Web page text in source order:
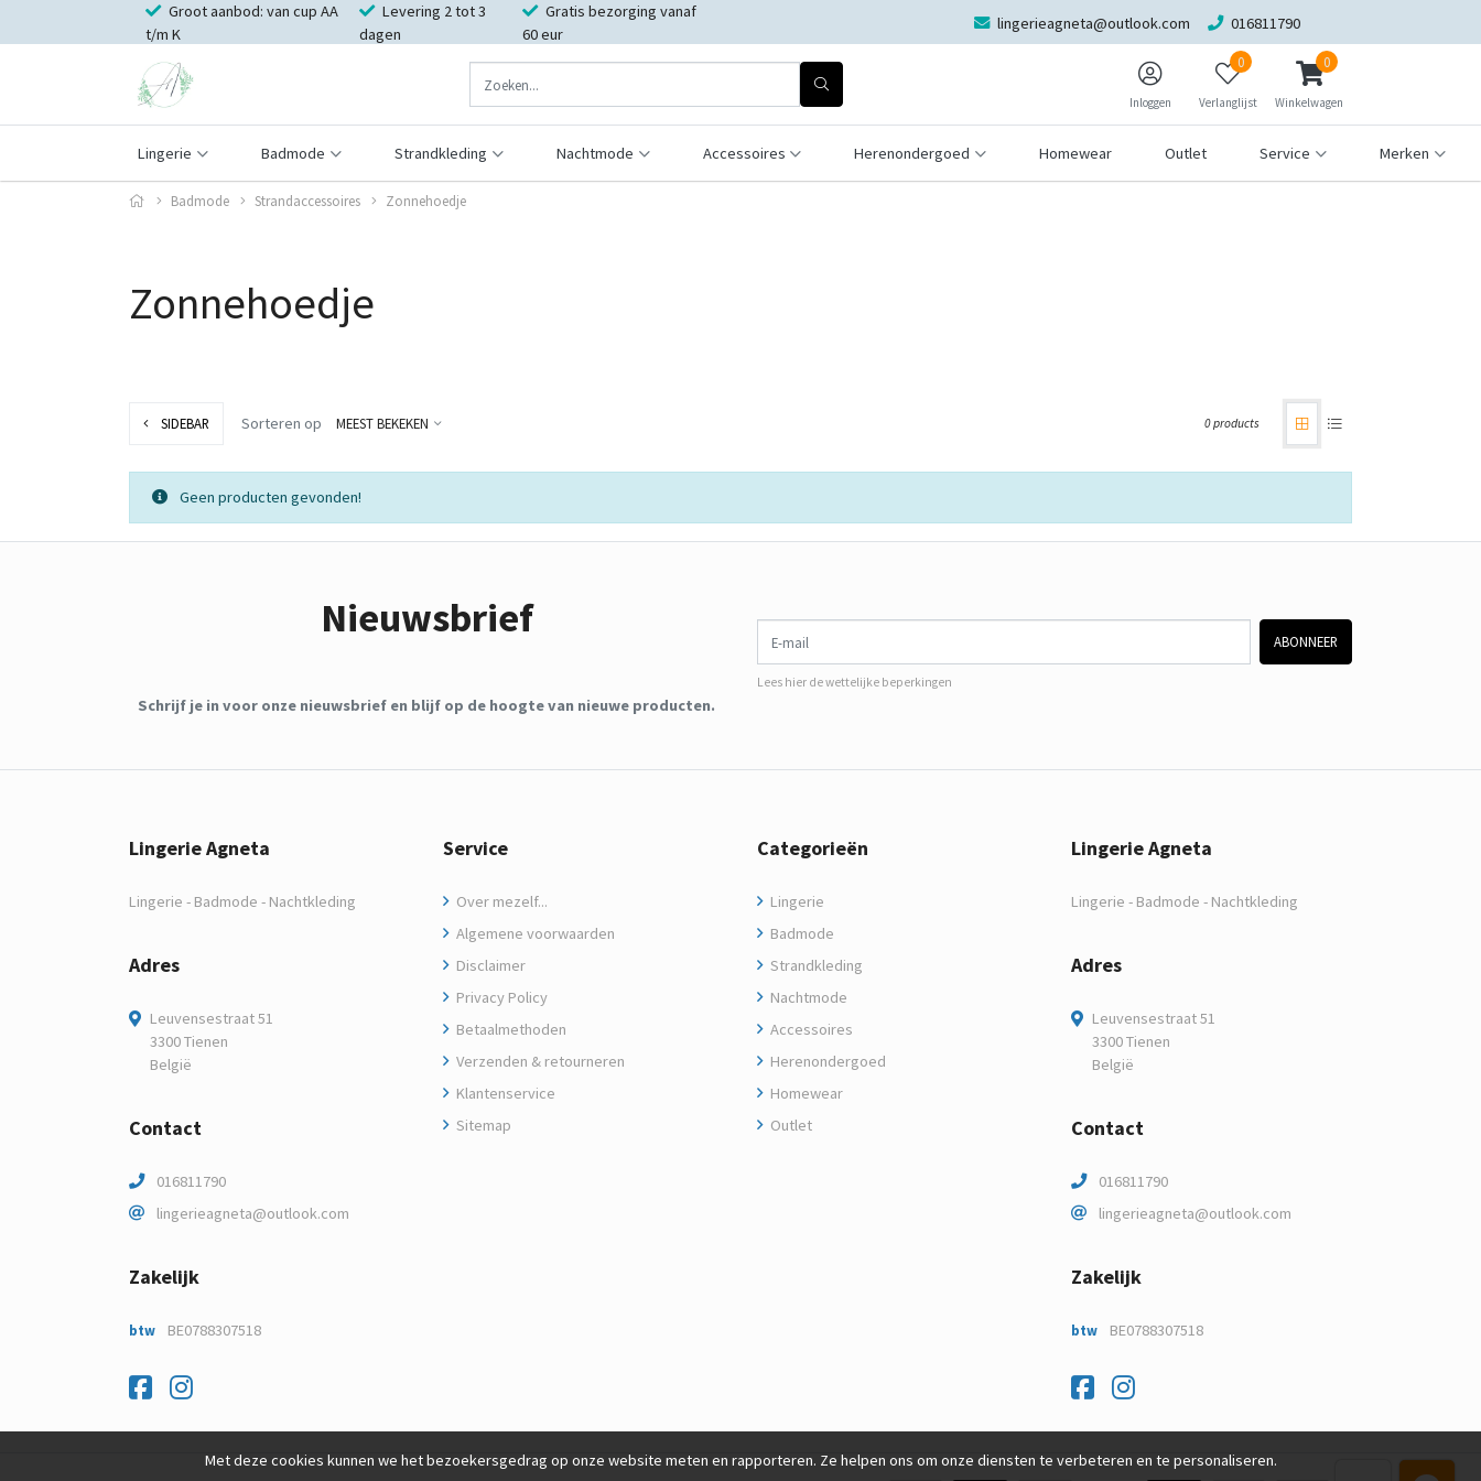
Groot aanbod: van cup AA
t/m K
Levering 2 tot 3
dagen
Gratis bezorging vanaf
60 eur
lingerieagneta@outlook.com 016811790
Inloggen
0
Verlanglijst
0
Winkelwagen
Lingerie Badmode Strandkleding Nachtmode Accessoires Herenondergoed Homewear Outlet Service Merken
Badmode Strandaccessoires Zonnehoedje
Zonnehoedje
SIDEBAR Sorteren op MEEST BEKEKEN 0 products
Geen producten gevonden!
Nieuwsbrief
Schrijf je in voor onze nieuwsbrief en blijf op de hoogte van nieuwe producten.
E-mail
ABONNEER
Lees hier de wettelijke beperkingen
Lingerie Agneta
Lingerie - Badmode - Nachtkleding
Adres
Leuvensestraat 51
3300 Tienen
België
Contact
016811790
lingerieagneta@outlook.com
Zakelijk
btw BE0788307518
Facebook
Instagram
Service
Over mezelf...
Algemene voorwaarden
Disclaimer
Privacy Policy
Betaalmethoden
Verzenden & retourneren
Klantenservice
Sitemap
Categorieën
Lingerie
Badmode
Strandkleding
Nachtmode
Accessoires
Herenondergoed
Homewear
Outlet
Lingerie Agneta
Lingerie - Badmode - Nachtkleding
Adres
Leuvensestraat 51
3300 Tienen
België
Contact
016811790
lingerieagneta@outlook.com
Zakelijk
btw BE0788307518
Facebook
Instagram
Met deze cookies kunnen we het bezoekersgedrag op onze website meten en rapporteren. Ze helpen ons om onze diensten te verbeteren en te personaliseren.